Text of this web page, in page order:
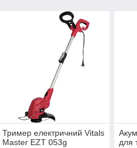
Тример електричний Vitals
Master EZT 053g
для